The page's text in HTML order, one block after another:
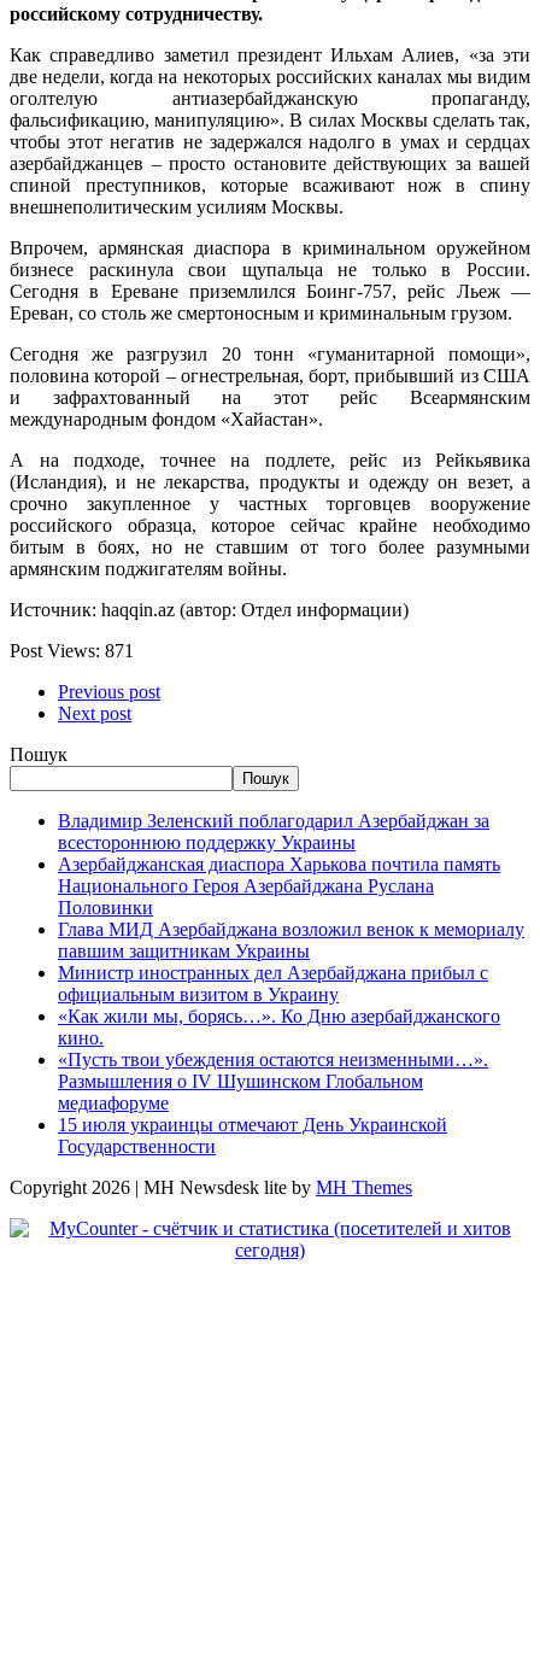
российскому сотрудничеству.
Как справедливо заметил президент Ильхам Алиев, «за эти
две недели, когда на некоторых российских каналах мы видим
оголтелую антиазербайджанскую пропаганду,
фальсификацию, манипуляцию». В силах Москвы сделать так,
чтобы этот негатив не задержался надолго в умах и сердцах
азербайджанцев – просто остановите действующих за вашей
спиной преступников, которые всаживают нож в спину
внешнеполитическим усилиям Москвы.
Впрочем, армянская диаспора в криминальном оружейном
бизнесе раскинула свои щупальца не только в России.
Сегодня в Ереване приземлился Боинг-757, рейс Льеж —
Ереван, со столь же смертоносным и криминальным грузом.
Сегодня же разгрузил 20 тонн «гуманитарной помощи»,
половина которой – огнестрельная, борт, прибывший из США
и зафрахтованный на этот рейс Всеармянским
международным фондом «Хайастан».
А на подходе, точнее на подлете, рейс из Рейкьявика
(Исландия), и не лекарства, продукты и одежду он везет, а
срочно закупленное у частных торговцев вооружение
российского образца, которое сейчас крайне необходимо
битым в боях, но не ставшим от того более разумными
армянским поджигателям войны.
Источник: haqqin.az (автор: Отдел информации)
Post Views: 871
Previous post
Next post
Пошук
Пошук
Владимир Зеленский поблагодарил Азербайджан за
всестороннюю поддержку Украины
Азербайджанская диаспора Харькова почтила память
Национального Героя Азербайджана Руслана
Половинки
Глава МИД Азербайджана возложил венок к мемориалу
павшим защитникам Украины
Министр иностранных дел Азербайджана прибыл с
официальным визитом в Украину
«Как жили мы, борясь…». Ко Дню азербайджанского
кино.
«Пусть твои убеждения остаются неизменными…».
Размышления о IV Шушинском Глобальном
медиафоруме
15 июля украинцы отмечают День Украинской
Государственности
Copyright 2026 | MH Newsdesk lite by MH Themes